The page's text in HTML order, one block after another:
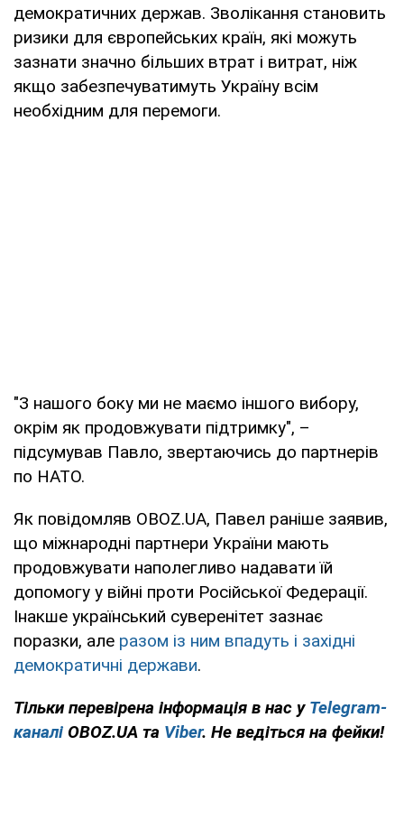
демократичних держав. Зволікання становить
ризики для європейських країн, які можуть
зазнати значно більших втрат і витрат, ніж
якщо забезпечуватимуть Україну всім
необхідним для перемоги.
"З нашого боку ми не маємо іншого вибору,
окрім як продовжувати підтримку", –
підсумував Павло, звертаючись до партнерів
по НАТО.
Як повідомляв OBOZ.UA, Павел раніше заявив,
що міжнародні партнери України мають
продовжувати наполегливо надавати їй
допомогу у війні проти Російської Федерації.
Інакше український суверенітет зазнає
поразки, але разом із ним впадуть і західні
демократичні держави.
Тільки перевірена інформація в нас у Telegram-
каналі OBOZ.UA та Viber. Не ведіться на фейки!